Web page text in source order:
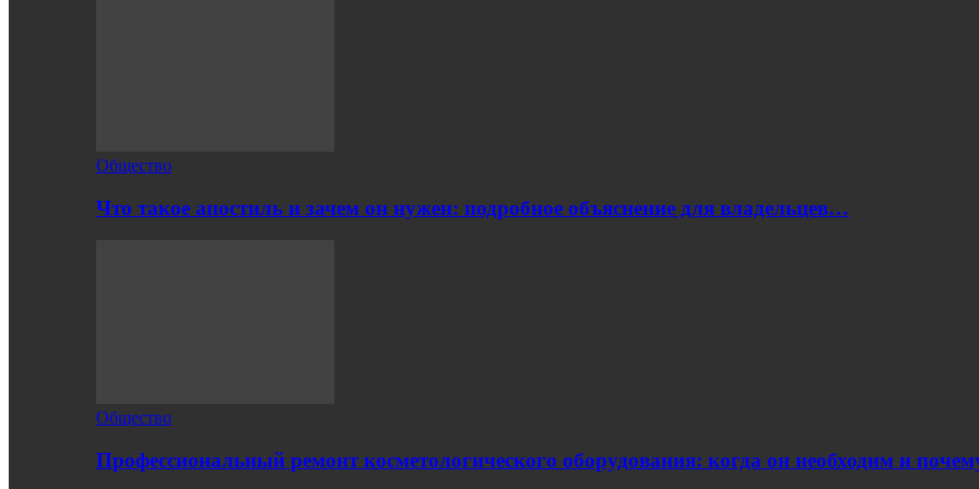
Общество
Что такое апостиль и зачем он нужен: подробное объяснение для владельцев…
Общество
Профессиональный ремонт косметологического оборудования: когда он необходим и